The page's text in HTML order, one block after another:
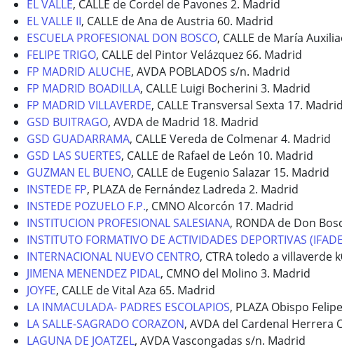
EL VALLE, CALLE de Cordel de Pavones 2. Madrid
EL VALLE II, CALLE de Ana de Austria 60. Madrid
ESCUELA PROFESIONAL DON BOSCO, CALLE de María
FELIPE TRIGO, CALLE del Pintor Velázquez 66. Madrid
FP MADRID ALUCHE, AVDA POBLADOS s/n. Madrid
FP MADRID BOADILLA, CALLE Luigi Bocherini 3. Madrid
FP MADRID VILLAVERDE, CALLE Transversal Sexta 17. Madrid
GSD BUITRAGO, AVDA de Madrid 18. Madrid
GSD GUADARRAMA, CALLE Vereda de Colmenar 4. Madrid
GSD LAS SUERTES, CALLE de Rafael de León 10. Madrid
GUZMAN EL BUENO, CALLE de Eugenio Salazar 15. Madrid
INSTEDE FP, PLAZA de Fernández Ladreda 2. Madrid
INSTEDE POZUELO F.P., CMNO Alcorcón 17. Madrid
INSTITUCION PROFESIONAL SALESIANA, RONDA de Don
INSTITUTO FORMATIVO DE ACTIVIDADES DEPORTIVAS
INTERNACIONAL NUEVO CENTRO, CTRA toledo a villaverde
JIMENA MENENDEZ PIDAL, CMNO del Molino 3. Madrid
JOYFE, CALLE de Vital Aza 65. Madrid
LA INMACULADA- PADRES ESCOLAPIOS, PLAZA Obispo
LA SALLE-SAGRADO CORAZON, AVDA del Cardenal Herrera
LAGUNA DE JOATZEL, AVDA Vascongadas s/n. Madrid